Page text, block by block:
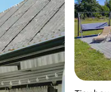
7 recensies